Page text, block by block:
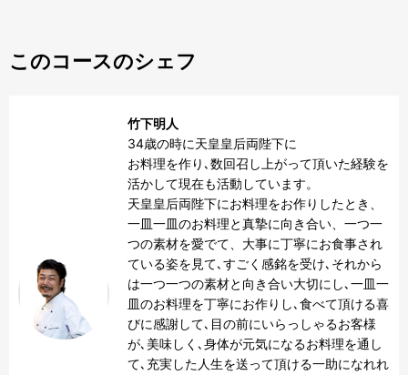
このコースのシェフ
竹下明人
34歳の時に天皇皇后両陛下に
お料理を作り､数回召し上がって頂いた経験を
活かして現在も活動しています。
天皇皇后両陛下にお料理をお作りしたとき、
一皿一皿のお料理と真摯に向き合い、一つ一
つの素材を愛でて、大事に丁寧にお食事され
ている姿を見て､すごく感銘を受け､それから
は一つ一つの素材と向き合い大切にし､一皿一
皿のお料理を丁寧にお作りし､食べて頂ける喜
びに感謝して､目の前にいらっしゃるお客様
が､美味しく､身体が元気になるお料理を通し
て､充実した人生を送って頂ける一助になれれ